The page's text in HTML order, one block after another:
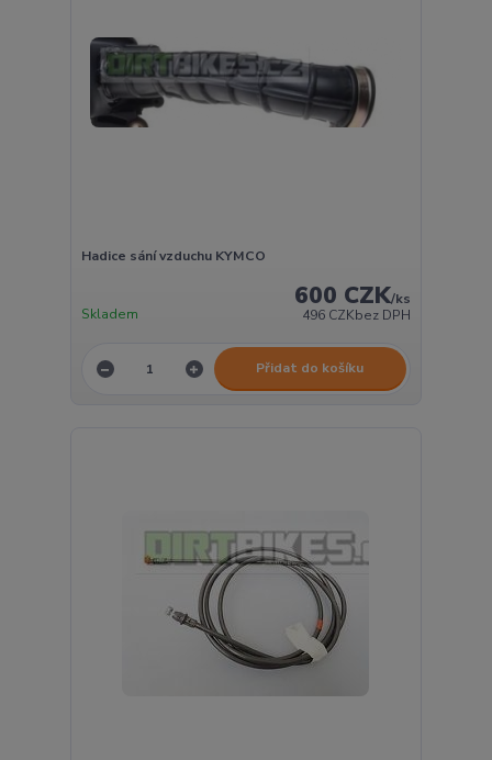
Hadice sání vzduchu KYMCO
600 CZK/ks
496 CZKbez DPH
Skladem
Přidat do košíku